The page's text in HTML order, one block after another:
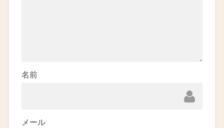
名前
メール